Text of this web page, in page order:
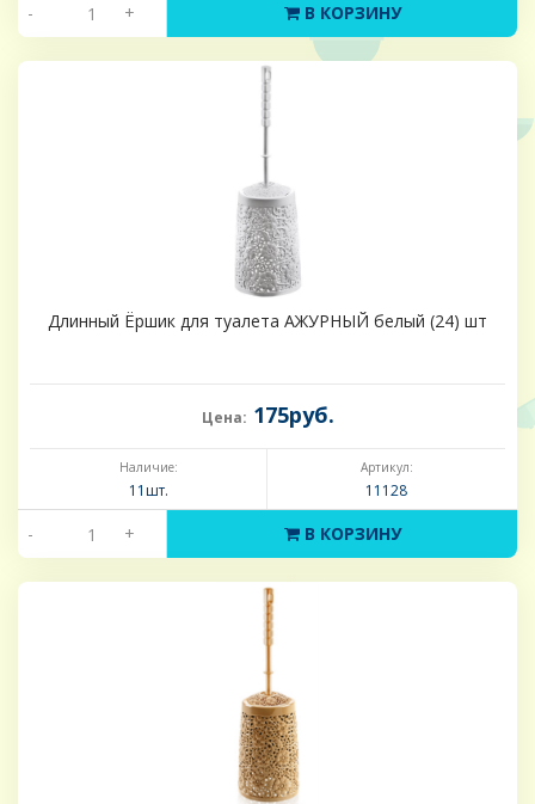
- + В КОРЗИНУ
Длинный Ёршик для туалета АЖУРНЫЙ белый (24) шт
Цена: 175руб.
Наличие:
11шт.
Артикул:
11128
- + В КОРЗИНУ